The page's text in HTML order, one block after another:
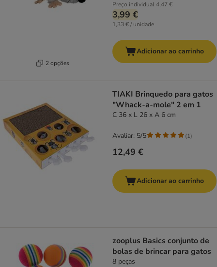
2 opções
Preço individual4,47 €
3,99 €
1,33 € / unidade
Adicionar ao carrinho
TIAKI Brinquedo para gatos
"Whack-a-mole" 2 em 1
C 36 x L 26 x A 6 cm
12,49 €
Avaliar: 5/5 (1)
Adicionar ao carrinho
zooplus Basics conjunto de
bolas de brincar para gatos
8 peças